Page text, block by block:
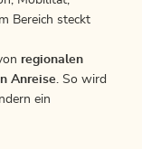
Bereich steckt
regionalen
Anreise. So wird
ein